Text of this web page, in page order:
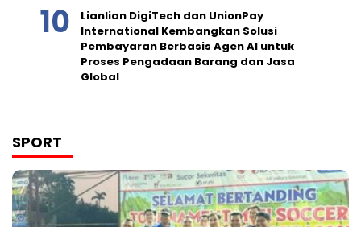
Lianlian DigiTech dan UnionPay
International Kembangkan Solusi
Pembayaran Berbasis Agen AI untuk
Proses Pengadaan Barang dan Jasa
Global
SPORT